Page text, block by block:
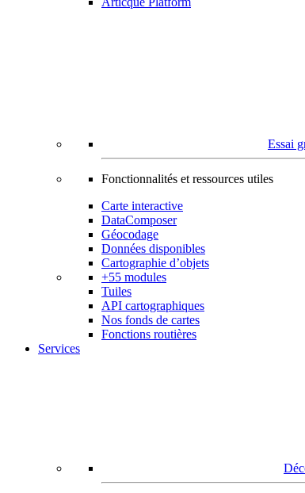
Essai
Fonctionnalités et ressources utiles
Carte interactive
DataComposer
Géocodage
Données disponibles
Cartographie d’objets
+55 modules
Tuiles
API cartographiques
Nos fonds de cartes
Fonctions routières
Services